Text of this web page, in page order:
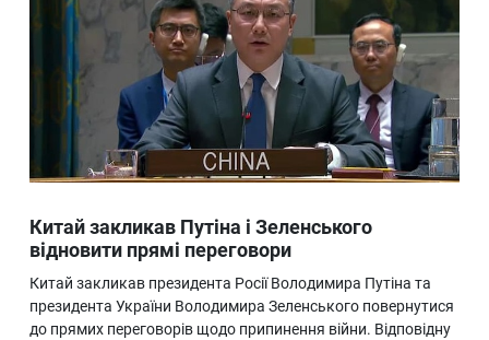
Китай закликав Путіна і Зеленського
відновити прямі переговори
Китай закликав президента Росії Володимира Путіна та
президента України Володимира Зеленського повернутися
до прямих переговорів щодо припинення війни. Відповідну